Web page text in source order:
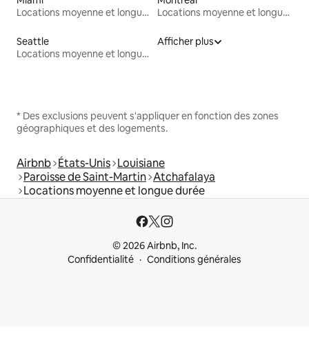
Locations moyenne et longue durée
Locations moyenne et longue durée
Seattle
Locations moyenne et longue durée
Afficher plus
* Des exclusions peuvent s'appliquer en fonction des zones
géographiques et des logements.
Airbnb États-Unis Louisiane
Paroisse de Saint-Martin Atchafalaya
Locations moyenne et longue durée
© 2026 Airbnb, Inc.
Confidentialité
Conditions générales